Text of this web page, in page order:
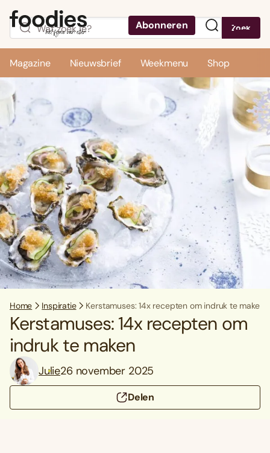
Abonneren Zoek
Magazine Nieuwsbrief Weekmenu Shop
Home Inspiratie Kerstamuses: 14x recepten om indruk te maken
Kerstamuses: 14x recepten om
indruk te maken
Julie26 november 2025
Delen